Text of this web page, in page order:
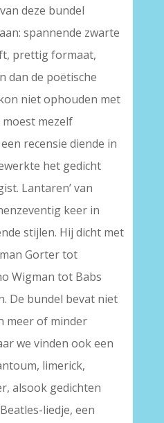
deze bundel
spannende zwarte
prettig formaat,
dan de poëtische
niet ophouden met
mezelf
recensie diende in
het gedicht
Lantaren’ van
keer in
stijlen. Hij dicht met
Gorter tot
Wigman tot Babs
De bundel bevat niet
meer of minder
we vinden ook een
limerick,
alsook gedichten
liedje, een